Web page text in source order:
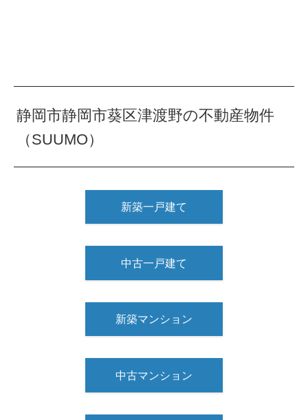
静岡市静岡市葵区津渡野の不動産物件
（SUUMO）
新築一戸建て
中古一戸建て
新築マンション
中古マンション